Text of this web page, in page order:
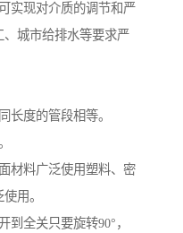
实现对介质的调节和严
城市给排水等要求严
长度的管段相等。
材料广泛使用塑料、密
用。
到全关只要旋转90°，